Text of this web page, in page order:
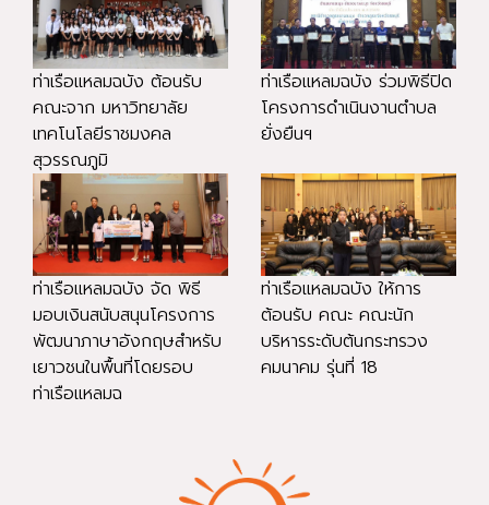
ท่าเรือแหลมฉบัง ต้อนรับ
คณะจาก มหาวิทยาลัย
เทคโนโลยีราชมงคล
สุวรรณภูมิ
ท่าเรือแหลมฉบัง ร่วมพิธีปิด
โครงการดำเนินงานตำบล
ยั่งยืนฯ
ท่าเรือแหลมฉบัง จัด พิธี
มอบเงินสนับสนุนโครงการ
พัฒนาภาษาอังกฤษสำหรับ
เยาวชนในพื้นที่โดยรอบ
ท่าเรือแหลมฉ
ท่าเรือแหลมฉบัง ให้การ
ต้อนรับ คณะ คณะนัก
บริหารระดับต้นกระทรวง
คมนาคม รุ่นที่ 18